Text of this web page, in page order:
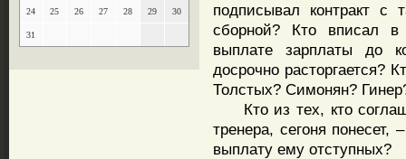
24 25 26 27 28 29 30
31
подписывал контракт с
сборной? Кто вписал
выплате зарплаты до
досрочно расторгается?
Толстых? Симонян?
Кто из тех, кто
тренера, сегоня понесет,
выплату ему отступных?